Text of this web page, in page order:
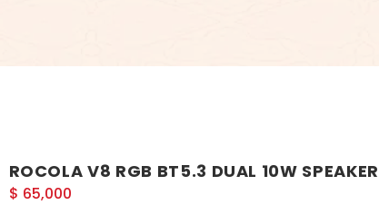
ROCOLA V8 RGB BT5.3 DUAL 10W SPEAKER
$ 65,000